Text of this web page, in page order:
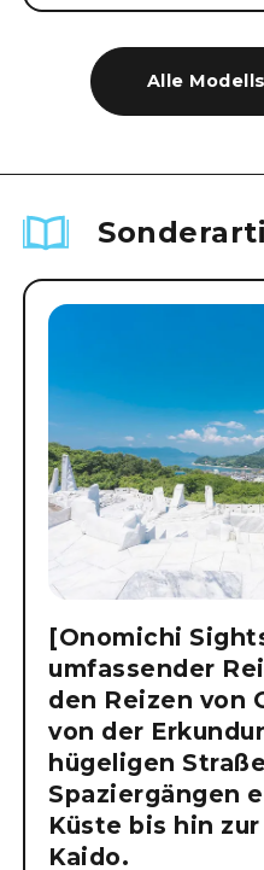
Alle
[Onomichi
umfassender
den Reizen von
von der
hügeligen
Spaziergängen
Küste bis hin
Kaido.